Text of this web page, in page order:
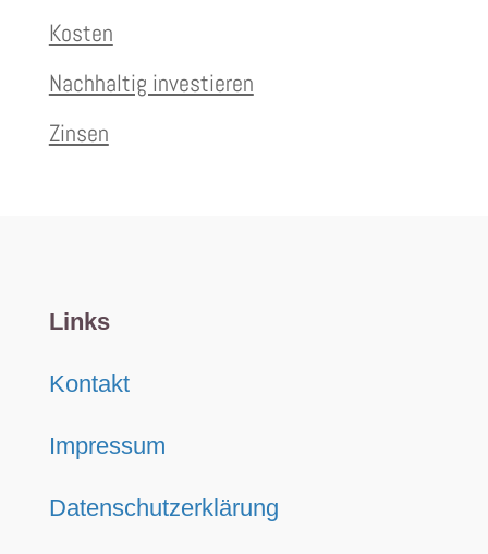
Kosten
Nachhaltig investieren
Zinsen
Links
Kontakt
Impressum
Datenschutzerklärung